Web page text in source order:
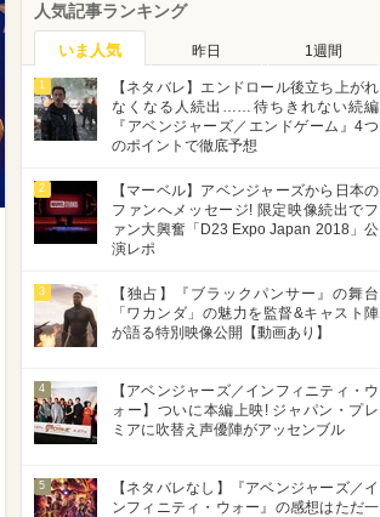
人気記事ランキング
いま人気 昨日 1週間
1
【ネタバレ】エンドロール後立ち上がれ
なくなる人続出……待ちきれない続編
『アベンジャーズ／エンドゲーム』4つ
のポイントで徹底予想
2
【マーベル】アベンジャーズから日本の
ファンへメッセージ! 限定映像続出でフ
ァン大興奮「D23 Expo Japan 2018」公
演レポ
3
【独占】『ブラックパンサー』の舞台
「ワカンダ」の魅力を監督&キャスト陣
が語る特別映像公開【動画あり】
4
【アベンジャーズ／インフィニティ・ウ
ォー】ついに本編上映! ジャパン・プレ
ミアに吹替え声優陣がアッセンブル
5
【ネタバレなし】『アベンジャーズ／イ
ンフィニティ・ウォー』の感想はただ一